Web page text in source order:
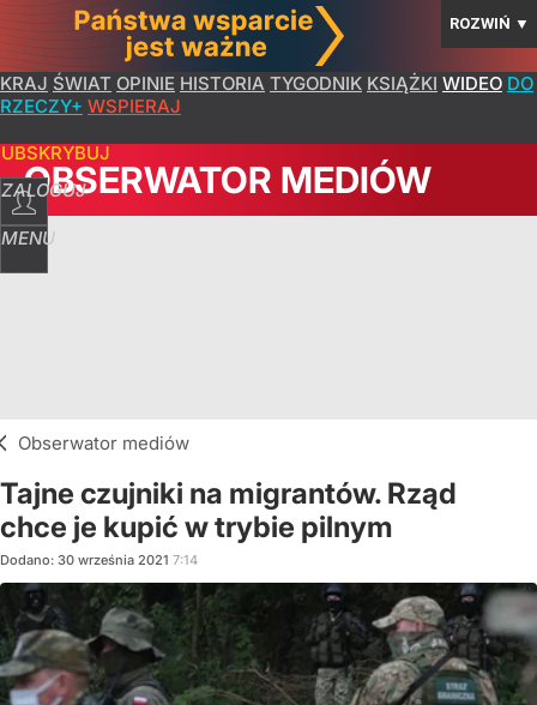
ROZWIŃ ▼
KRAJ ŚWIAT OPINIE HISTORIA TYGODNIK KSIĄŻKI WIDEO DO
RZECZY+ WSPIERAJ
ZALOGUJ
MENU
OBSERWATOR MEDIÓW
Obserwator mediów
Tajne czujniki na migrantów. Rząd
chce je kupić w trybie pilnym
Dodano: 30 września 2021 7:14